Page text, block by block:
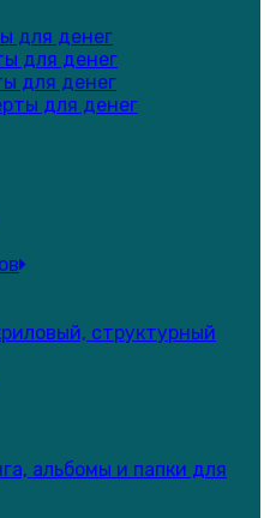
для денег
для денег
для денег
для денег
структурный
альбомы и папки для